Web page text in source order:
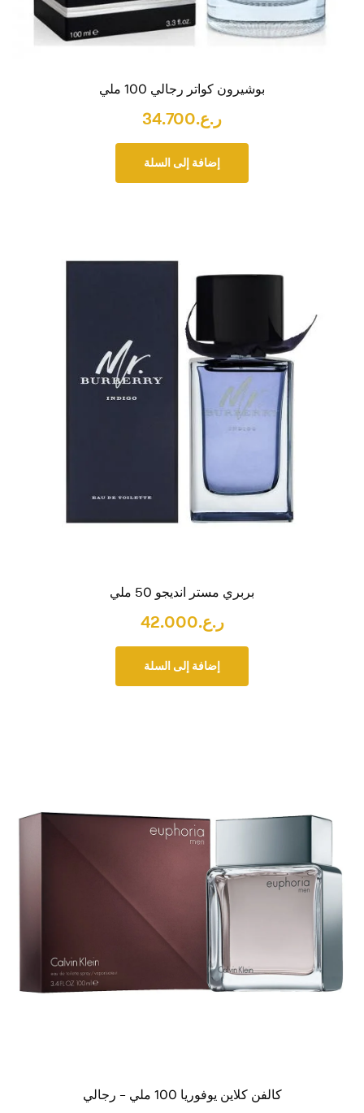
بوشيرون كواتر رجالي 100 ملي
ر.ع.34.700
إضافة إلى السلة
بربري مستر انديجو 50 ملي
ر.ع.42.000
إضافة إلى السلة
كالفن كلاين يوفوريا 100 ملي – رجالي